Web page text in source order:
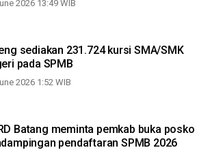
2026 13:49 WIB
sediakan 231.724 kursi SMA/SMK
pada SPMB
2026 1:52 WIB
Batang meminta pemkab buka posko
pendaftaran SPMB 2026